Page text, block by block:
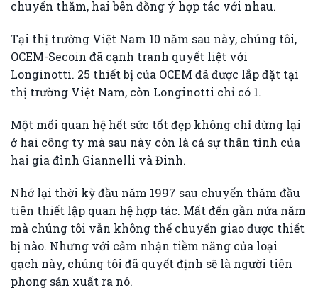
chuyến thăm, hai bên đồng ý hợp tác với nhau.
Tại thị trường Việt Nam 10 năm sau này, chúng tôi,
OCEM-Secoin đã cạnh tranh quyết liệt với
Longinotti. 25 thiết bị của OCEM đã được lắp đặt tại
thị trường Việt Nam, còn Longinotti chỉ có 1.
Một mối quan hệ hết sức tốt đẹp không chỉ dừng lại
ở hai công ty mà sau này còn là cả sự thân tình của
hai gia đình Giannelli và Đinh.
Nhớ lại thời kỳ đầu năm 1997 sau chuyến thăm đầu
tiên thiết lập quan hệ hợp tác. Mất đến gần nửa năm
mà chúng tôi vẫn không thể chuyển giao được thiết
bị nào. Nhưng với cảm nhận tiềm năng của loại
gạch này, chúng tôi đã quyết định sẽ là người tiên
phong sản xuất ra nó.